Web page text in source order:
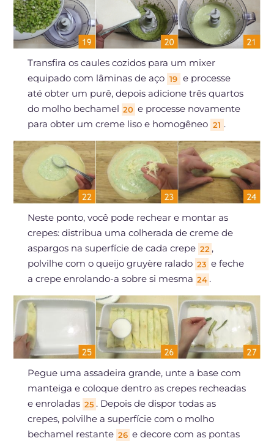
Transfira os caules cozidos para um mixer
equipado com lâminas de aço 19 e processe
até obter um purê, depois adicione três quartos
do molho bechamel 20 e processe novamente
para obter um creme liso e homogêneo 21 .
Neste ponto, você pode rechear e montar as
crepes: distribua uma colherada de creme de
aspargos na superfície de cada crepe 22 ,
polvilhe com o queijo gruyère ralado 23 e feche
a crepe enrolando-a sobre si mesma 24 .
Pegue uma assadeira grande, unte a base com
manteiga e coloque dentro as crepes recheadas
e enroladas 25 . Depois de dispor todas as
crepes, polvilhe a superfície com o molho
bechamel restante 26 e decore com as pontas